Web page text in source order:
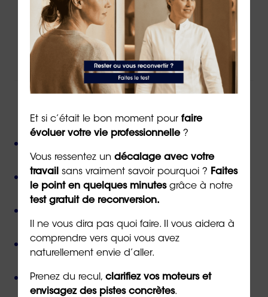
Viale formulaire de contact
en ligne
Par téléphone au
02 43 72 25 88
Ou par email à l’adresse
info@orientaction.com
ORIENTACTION c'est :
Plus de 800 consultant(e)s expérimenté(e)s
présent(e)s partout en France,
Près de 50 000 personnes accompagnéesdepuis
sa création,
Des valeurs humanistes de
non-jugement ,
Une méthode créée parun docteur en
psychologie,
Un organisme de formationcertifié QUALIOPI
Et si c’était le bon moment pour faire
évoluer votre vie professionnelle?
Vous ressentez un décalage avec votre
travail sans vraiment savoir pourquoi ? Faites
le point en quelques minutesgrâce à notre
test gratuit de reconversion.
Il ne vous dira pas quoi faire. Il vous aidera à
comprendre vers quoi vous avez
naturellement envie d’aller.
Prenez du recul, clarifiez vos moteurs et
envisagez des pistes concrètes.